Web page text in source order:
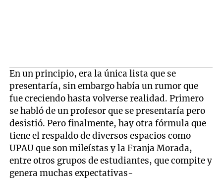
En un principio, era la única lista que se
presentaría, sin embargo había un rumor que
fue creciendo hasta volverse realidad. Primero
se habló de un profesor que se presentaría pero
desistió. Pero finalmente, hay otra fórmula que
tiene el respaldo de diversos espacios como
UPAU que son mileístas y la Franja Morada,
entre otros grupos de estudiantes, que compite y
genera muchas expectativas-